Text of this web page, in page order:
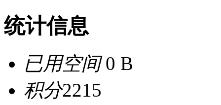
统计信息
已用空间0 B
积分2215